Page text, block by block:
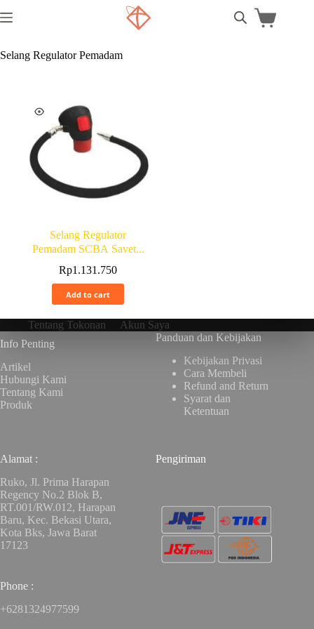
Selang Regulator Pemadam
Selang Regulator
Pemadam SCBA Savet...
Rp1.131.750
Add to cart
Tentang Tokonan
Akun Saya
Info Penting
Artikel
Hubungi Kami
Tentang Kami
Produk
Panduan dan Kebijakan
Kebijakan Privasi
Cara Membeli
Refund and Return
Syarat dan
Ketentuan
Alamat :
Ruko, Jl. Prima Harapan
Regency No.2 Blok B,
RT.001/RW.012, Harapan
Baru, Kec. Bekasi Utara,
Kota Bks, Jawa Barat
17123
Phone :
+6281324977599
Pengiriman